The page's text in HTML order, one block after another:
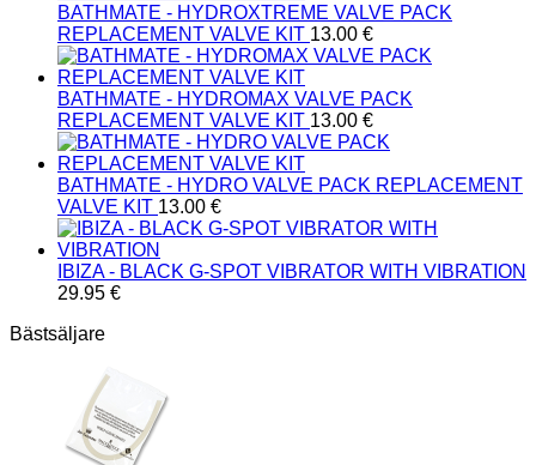
BATHMATE - HYDROXTREME VALVE PACK
REPLACEMENT VALVE KIT 13.00 €
BATHMATE - HYDROMAX VALVE PACK
REPLACEMENT VALVE KIT 13.00 €
BATHMATE - HYDRO VALVE PACK REPLACEMENT
VALVE KIT 13.00 €
IBIZA - BLACK G-SPOT VIBRATOR WITH VIBRATION
29.95 €
Bästsäljare